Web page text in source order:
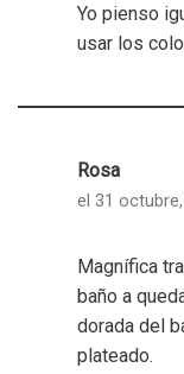
Yo pienso
usar los
Rosa
el 31
Magnífica
baño a
dorada del
plateado.